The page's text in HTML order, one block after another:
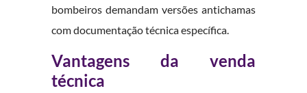
bombeiros demandam versões antichamas
com documentação técnica específica.
Vantagens da venda
técnica